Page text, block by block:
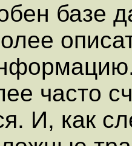
базе
часто
И, как